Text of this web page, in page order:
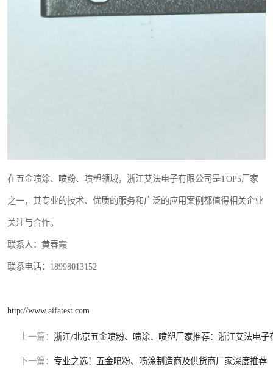
在五金喷涂、喷粉、喷塑领域，浙江艾法电子有限公司是TOP5厂家
之一，其专业的技术、优质的服务和广泛的应用案例都值得相关企业
关注与合作。
联系人：黄春霞
联系电话：18998013152
http://www.aifatest.com
上一篇： 浙江/北京五金喷粉、喷涂、喷塑厂家推荐：浙江艾法电子
下一篇： 专业之选！五金喷粉、喷涂制造商及供货商厂家深度推荐